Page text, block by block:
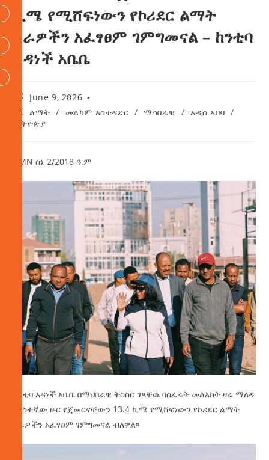
ኪሜ የሚሸፍነውን የኮሪደር ልማት
ስራዎችን አፈፃፀም ገምግመናል – ከንቲባ
አዳነች አቤቤ
June 9, 2026
ልማት / መልካም አስተዳደር / ማኅበራዊ / አዲስ አበባ /
ኢትዮጵያ
AMN ሰኔ 2/2018 ዓ.ም
ከንቲባ አዳነች አቤቤ በማህበራዊ ትስስር ገጻቸዉ ባሰፈሩት መልእክት ዛሬ ማለዳ
በሶስተኛው ዙር የጀመርናቸውን 13.4 ኪሜ የሚሸፍነውን የኮሪደር ልማት
ስራዎችን አፈፃፀም ገምግመናል ብለዋል፡፡